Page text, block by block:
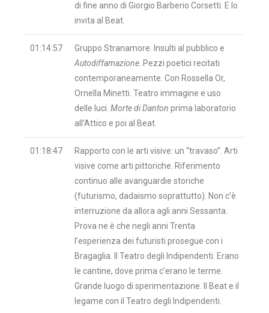
di fine anno di Giorgio Barberio Corsetti. E lo
invita al Beat.
01:14:57
Gruppo Stranamore. Insulti al pubblico e
Autodiffamazione . Pezzi poetici recitati
contemporaneamente. Con Rossella Or,
Ornella Minetti. Teatro immagine e uso
delle luci. Morte di Danton prima laboratorio
all’Attico e poi al Beat.
01:18:47
Rapporto con le arti visive: un “travaso”. Arti
visive come arti pittoriche. Riferimento
continuo alle avanguardie storiche
(futurismo, dadaismo soprattutto). Non c’è
interruzione da allora agli anni Sessanta.
Prova ne è che negli anni Trenta
l’esperienza dei futuristi prosegue con i
Bragaglia. Il Teatro degli Indipendenti. Erano
le cantine, dove prima c’erano le terme.
Grande luogo di sperimentazione. Il Beat e il
legame con il Teatro degli Indipendenti.